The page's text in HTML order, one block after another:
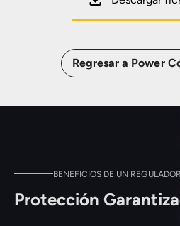
Regresar a Power
BENEFICIOS DE UN
Protección